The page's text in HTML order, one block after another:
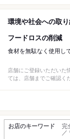
環境や社会への取
フードロスの削減
食材を無駄なく使用し
店舗にご登録いただいた
ては、店舗までご確認く
お店のキーワード
完
／